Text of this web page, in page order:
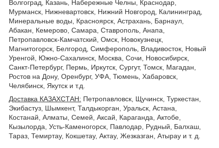
Волгоград, Казань, Набережные Челны, Краснодар,
Мурманск, Нижневартовск, Нижний Новгород, Калининград,
Минеральные воды, Красноярск, Астрахань, Барнаул,
Абакан, Кемерово, Самара, Ставрополь, Анапа,
Петропавловск-Камчатский, Омск, Новокузнецк,
Магнитогорск, Белгород, Симферополь, Владивосток, Новый
Уренгой, Южно-Сахалинск, Москва, Сочи, Новосибирск,
Санкт-Петербург, Пермь, Иркутск, Сургут, Томск, Магадан,
Ростов на Дону, Оренбург, УФА, Тюмень, Хабаровск,
Челябинск, Якутск и т.д.
Доставка КАЗАХСТАН: Петропавловск, Щучинск, Туркестан,
Экибастуз, Шымкент, Талдыкорган, Уральск, Астана,
Костанай, Алматы, Семей, Аксай, Караганда, Актобе,
Кызылорда, Усть-Каменогорск, Павлодар, Рудный, Балхаш,
Тараз, Темиртау, Кокшетау, Актау, Жезказган, Атырау и т. д.